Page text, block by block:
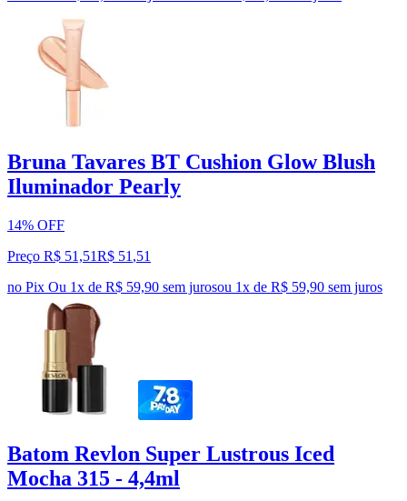
Bruna Tavares BT Cushion Glow Blush
Iluminador Pearly
14% OFF
Preço R$ 51,51R$ 51 ,51
no Pix Ou 1x de R$ 59,90 sem jurosou 1x de R$ 59,90 sem juros
Batom Revlon Super Lustrous Iced
Mocha 315 - 4,4ml